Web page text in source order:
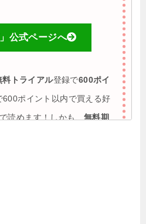
公式ページへ
料トライアル登録で600ポイ
600ポイント以内で買える好
読めます！しかも、無料期